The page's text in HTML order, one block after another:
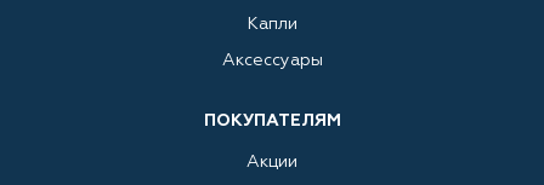
Капли
Аксессуары
ПОКУПАТЕЛЯМ
Акции